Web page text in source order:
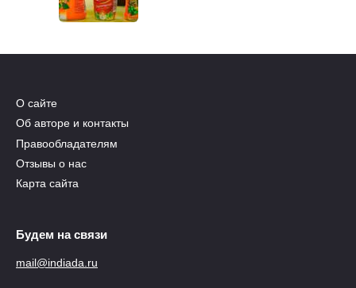
О сайте
Об авторе и контакты
Правообладателям
Отзывы о нас
Карта сайта
Будем на связи
mail@indiada.ru